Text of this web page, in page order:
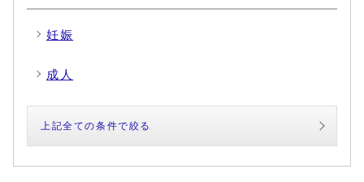
妊娠
成人
上記全ての条件で絞る